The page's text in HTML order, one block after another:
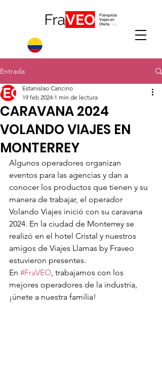
Entrada
CARAVANA 2024
VOLANDO VIAJES EN
MONTERREY
Estanislao Cancino
19 feb 2024 1 min de lectura
Algunos operadores organizan
eventos para las agencias y dan a
conocer los productos que tienen y su
manera de trabajar, el operador
Volando Viajes inició con su caravana
2024. En la ciudad de Monterrey se
realizó en el hotel Cristal y nuestros
amigos de Viajes Llamas by Fraveo
estuvieron presentes.
En #FraVEO, trabajamos con los
mejores operadores de la industria,
¡únete a nuestra familia!